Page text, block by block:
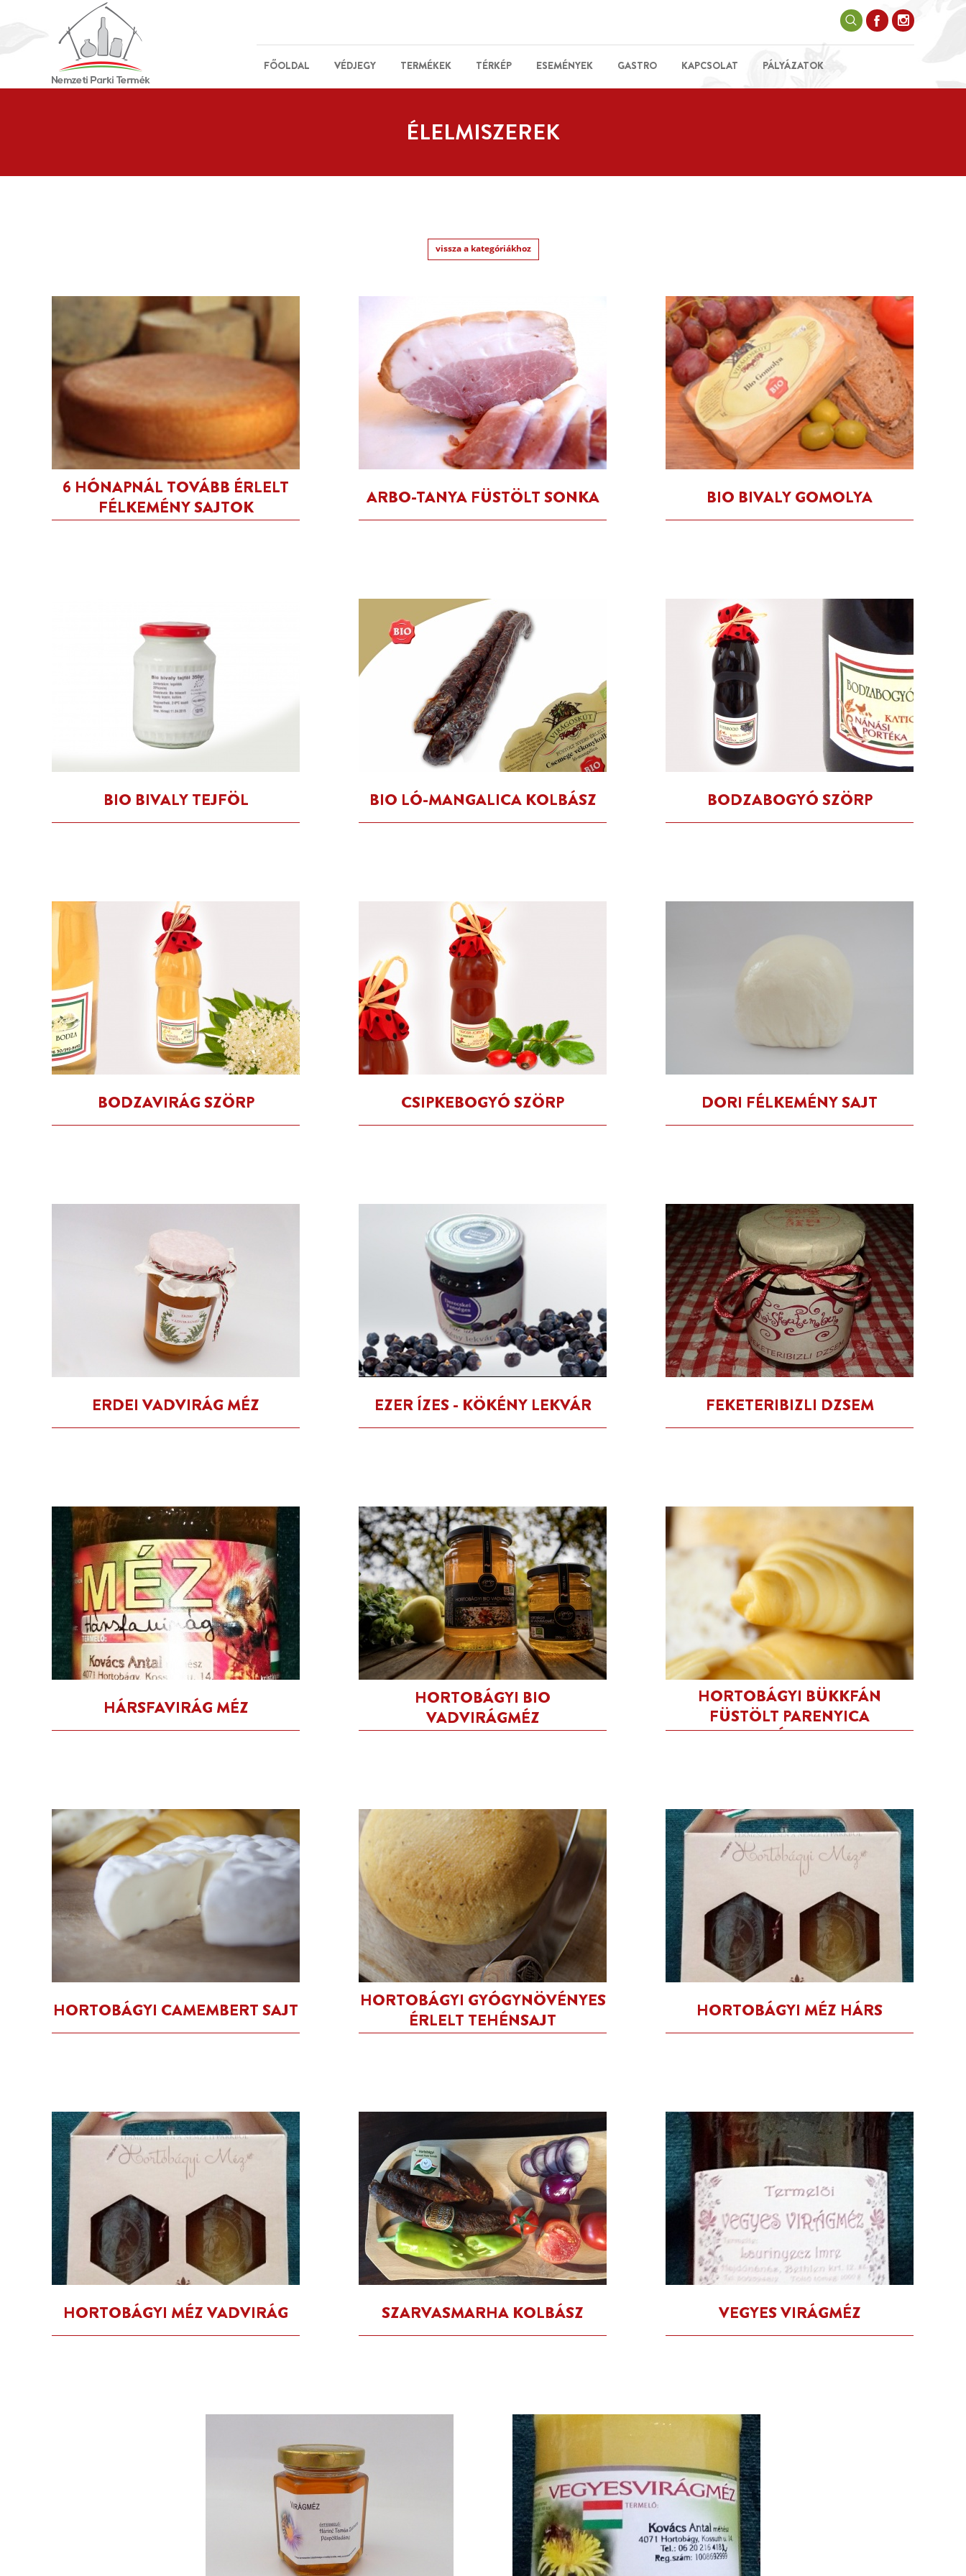
FŐOLDAL VÉDJEGY TERMÉKEK TÉRKÉP ESEMÉNYEK GASTRO KAPCSOLAT PÁLYÁZATOK
ÉLELMISZEREK
vissza a kategóriákhoz
6 HÓNAPNÁL TOVÁBB ÉRLELT
FÉLKEMÉNY SAJTOK
ARBO-TANYA FÜSTÖLT SONKA BIO BIVALY GOMOLYA
BIO BIVALY TEJFÖL BIO LÓ-MANGALICA KOLBÁSZ BODZABOGYÓ SZÖRP
BODZAVIRÁG SZÖRP CSIPKEBOGYÓ SZÖRP DORI FÉLKEMÉNY SAJT
ERDEI VADVIRÁG MÉZ EZER ÍZES - KÖKÉNY LEKVÁR FEKETERIBIZLI DZSEM
HÁRSFAVIRÁG MÉZ
HORTOBÁGYI BIO
VADVIRÁGMÉZ
HORTOBÁGYI BÜKKFÁN
FÜSTÖLT PARENYICA
TEHÉNSAJT
HORTOBÁGYI CAMEMBERT SAJT
HORTOBÁGYI GYÓGYNÖVÉNYES
ÉRLELT TEHÉNSAJT
HORTOBÁGYI MÉZ HÁRS
HORTOBÁGYI MÉZ VADVIRÁG SZARVASMARHA KOLBÁSZ VEGYES VIRÁGMÉZ